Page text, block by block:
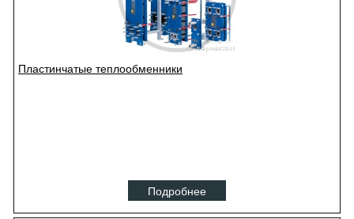
Пластинчатые теплообменники
Подробнее